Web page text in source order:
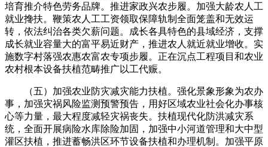
培育推介特色劳务品牌。推进家政兴农步履。加强大龄农人工
就业搀扶。鞭策农人工工资领取保障轨制全面笼盖和无效运
转，依法纠治各类欠薪问题。成长各具特色的县域经济，支撑
成长就业容量大的富平易近财产，推进农人就近就业增收。实
施数字村落强农惠农富农专项步履。正在沉点工程项目和农业
农村根本设备扶植范畴推广以工代赈。
（五）加强农业防灾减灾能力扶植。强化景象形象为农办
事，加强灾祸风险监测预警预告，用好区域农业社会化办事核
心等力量，最大程度减轻灾祸丧失。扶植现代化防洪减灾系
统，全面开展病险水库除险加固，加强中小河道管理和大中型
灌区扶植，推进蓄畅洪区环节设备扶植和办理机制。加强平原